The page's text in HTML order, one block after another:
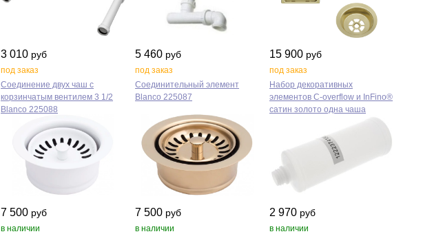
3 010 руб
под заказ
Соединение двух чаш с
корзинчатым вентилем 3 1/2
Blanco 225088
5 460 руб
под заказ
Соединительный элемент
Blanco 225087
15 900 руб
под заказ
Набор декоративных
элементов C‑overflow и InFino®
сатин золото одна чаша
7 500 руб
в наличии
7 500 руб
в наличии
2 970 руб
в наличии